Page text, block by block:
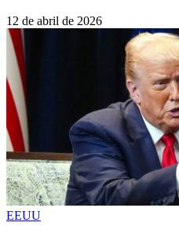
12 de abril de 2026
EEUU